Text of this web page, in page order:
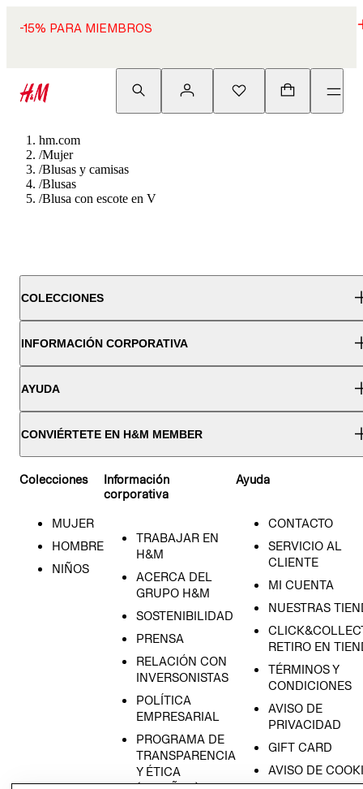
-15% PARA MIEMBROS
hm.com
/Mujer
/Blusas y camisas
/Blusas
/Blusa con escote en V
COLECCIONES
INFORMACIÓN CORPORATIVA
AYUDA
CONVIÉRTETE EN H&M MEMBER
Colecciones
MUJER
HOMBRE
NIÑOS
Información
corporativa
TRABAJAR EN
H&M
ACERCA DEL
GRUPO H&M
SOSTENIBILIDAD
PRENSA
RELACIÓN CON
INVERSONISTAS
POLÍTICA
EMPRESARIAL
PROGRAMA DE
TRANSPARENCIA
Y ÉTICA
Ayuda
CONTACTO
SERVICIO AL
CLIENTE
MI CUENTA
NUESTRAS
RETIRO EN
TÉRMINOS Y
CONDICIONES
AVISO DE
PRIVACIDAD
GIFT CARD
AVISO DE